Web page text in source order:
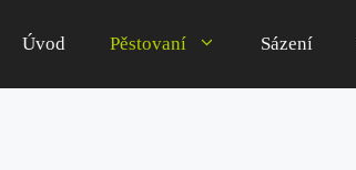
Úvod Pěstovaní Sázení